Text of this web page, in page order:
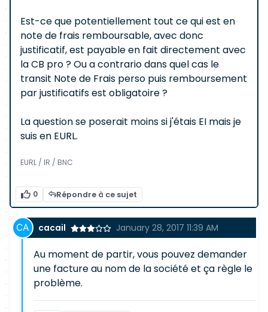
Est-ce que potentiellement tout ce qui est en
note de frais remboursable, avec donc
justificatif, est payable en fait directement avec
la CB pro ? Ou a contrario dans quel cas le
transit Note de Frais perso puis remboursement
par justificatifs est obligatoire ?
La question se poserait moins si j'étais EI mais je
suis en EURL.
EURL / IR / BNC
0 Répondre à ce sujet
cacail January 28, 2017 11:39 AM
Au moment de partir, vous pouvez demander
une facture au nom de la société et ça règle le
problème.